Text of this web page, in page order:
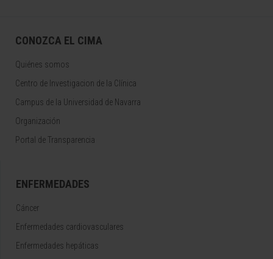
CONOZCA EL CIMA
Quiénes somos
Centro de Investigacion de la Clínica
Campus de la Universidad de Navarra
Organización
Portal de Transparencia
ENFERMEDADES
Cáncer
Enfermedades cardiovasculares
Enfermedades hepáticas